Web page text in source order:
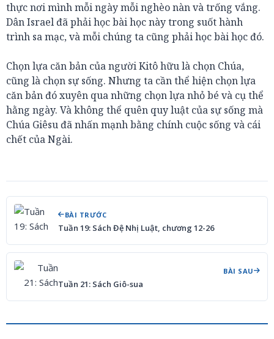
thực nơi mình mỗi ngày mỗi nghèo nàn và trống vắng.
Dân Israel đã phải học bài học này trong suốt hành
trình sa mạc, và mỗi chúng ta cũng phải học bài học đó.
Chọn lựa căn bản của người Kitô hữu là chọn Chúa,
cũng là chọn sự sống. Nhưng ta cần thể hiện chọn lựa
căn bản đó xuyên qua những chọn lựa nhỏ bé và cụ thể
hằng ngày. Và không thể quên quy luật của sự sống mà
Chúa Giêsu đã nhấn mạnh bằng chính cuộc sống và cái
chết của Ngài.
BÀI TRƯỚC
Tuần 19: Sách Đệ Nhị Luật, chương 12-26
BÀI SAU
Tuần 21: Sách Giô-sua